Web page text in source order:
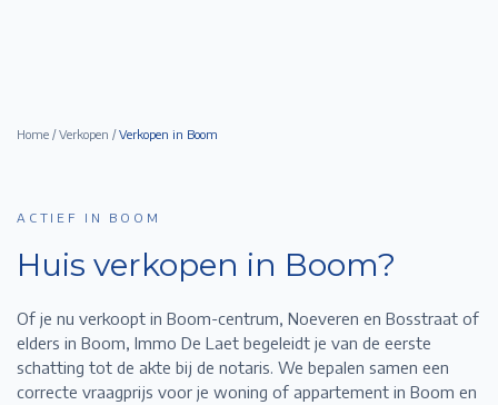
Home / Verkopen /Verkopen in Boom
ACTIEF IN BOOM
Huis verkopen in Boom?
Of je nu verkoopt in Boom-centrum, Noeveren en Bosstraat of
elders in Boom, Immo De Laet begeleidt je van de eerste
schatting tot de akte bij de notaris. We bepalen samen een
correcte vraagprijs voor je woning of appartement in Boom en